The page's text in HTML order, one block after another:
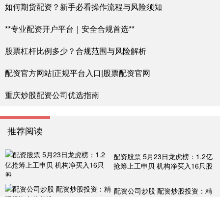
如何期货配资？新手必看操作流程与风险须知
**专业配资开户平台｜安全合规首选**
股票杠杆比例多少？合规范围与风险解析
配资官方网站|正规平台入口|股票配资官网
重庆炒股配资公司优选指南
推荐阅读
配资股票 5月23日龙虎榜：1.2亿
抢筹上工申贝 机构净买入16只股
配资公司炒股 配资炒股投资：精